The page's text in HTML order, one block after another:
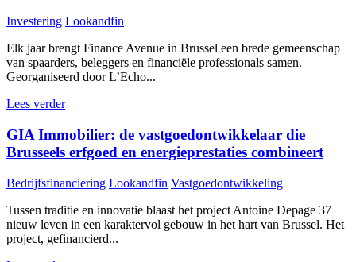
Investering Lookandfin
Elk jaar brengt Finance Avenue in Brussel een brede gemeenschap
van spaarders, beleggers en financiële professionals samen.
Georganiseerd door L’Echo...
Lees verder
GIA Immobilier: de vastgoedontwikkelaar die
Brusseels erfgoed en energieprestaties combineert
Bedrijfsfinanciering Lookandfin Vastgoedontwikkeling
Tussen traditie en innovatie blaast het project Antoine Depage 37
nieuw leven in een karaktervol gebouw in het hart van Brussel. Het
project, gefinancierd...